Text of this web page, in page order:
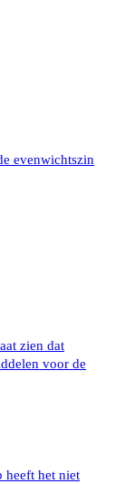
evenwichtszin
zien dat
voor de
heeft het niet